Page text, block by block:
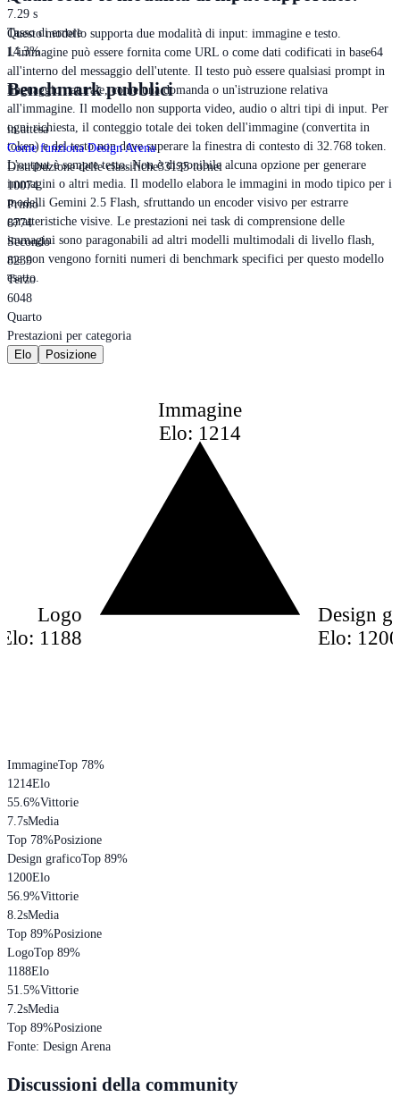
Questo modello supporta due modalità di input: immagine e testo.
L'immagine può essere fornita come URL o come dati codificati in base64
all'interno del messaggio dell'utente. Il testo può essere qualsiasi prompt in
linguaggio naturale, come una domanda o un'istruzione relativa
all'immagine. Il modello non supporta video, audio o altri tipi di input. Per
ogni richiesta, il conteggio totale dei token dell'immagine (convertita in
token) e del testo non deve superare la finestra di contesto di 32.768 token.
L'output è sempre testo. Non è disponibile alcuna opzione per generare
immagini o altri media. Il modello elabora le immagini in modo tipico per i
modelli Gemini 2.5 Flash, sfruttando un encoder visivo per estrarre
caratteristiche visive. Le prestazioni nei task di comprensione delle
immagini sono paragonabili ad altri modelli multimodali di livello flash,
ma non vengono forniti numeri di benchmark specifici per questo modello
esatto.
7.29 s
Tasso di errore
14.3%
Benchmark pubblici
in attesa
Come funziona Design Arena
Distribuzione delle classifiche33135 tornei
10074
Primo
8774
Secondo
8239
Terzo
6048
Quarto
Prestazioni per categoria
Elo
Posizione
Immagine
Elo: 1214
Design
Elo: 1200
Logo
Elo: 1188
ImmagineTop 78%
1214Elo
55.6%Vittorie
7.7sMedia
Top 78%Posizione
Design graficoTop 89%
1200Elo
56.9%Vittorie
8.2sMedia
Top 89%Posizione
LogoTop 89%
1188Elo
51.5%Vittorie
7.2sMedia
Top 89%Posizione
Fonte: Design Arena
Discussioni della community